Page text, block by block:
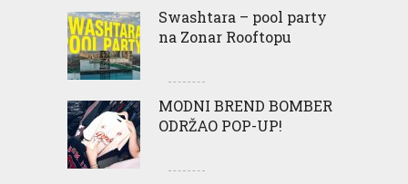
Swashtara – pool party
na Zonar Rooftopu
MODNI BREND BOMBER
ODRŽAO POP-UP!